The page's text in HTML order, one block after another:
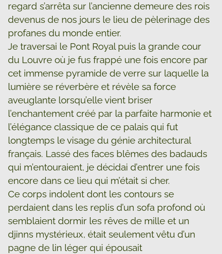
regard s’arrêta sur l’ancienne demeure des rois
devenus de nos jours le lieu de pèlerinage des
profanes du monde entier.
Je traversai le Pont Royal puis la grande cour
du Louvre où je fus frappé une fois encore par
cet immense pyramide de verre sur laquelle la
lumière se réverbère et révèle sa force
aveuglante lorsqu’elle vient briser
l’enchantement créé par la parfaite harmonie et
l’élégance classique de ce palais qui fut
longtemps le visage du génie architectural
français. Lassé des faces blêmes des badauds
qui m’entouraient, je décidai d’entrer une fois
encore dans ce lieu qui m’était si cher.
Ce corps indolent dont les contours se
perdaient dans les replis d’un sofa profond où
semblaient dormir les rêves de mille et un
djinns mystérieux, était seulement vêtu d’un
pagne de lin léger qui épousait